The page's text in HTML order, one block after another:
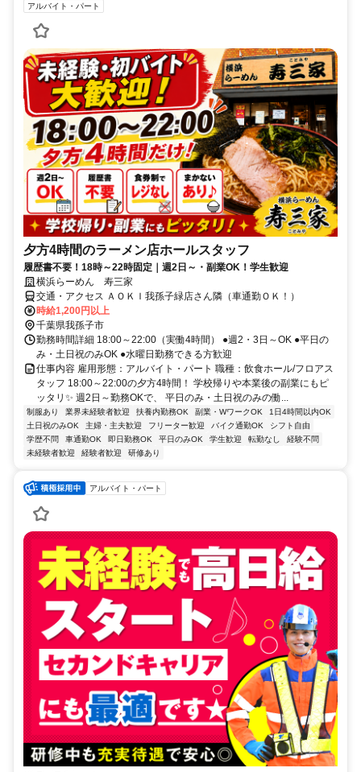
アルバイト・パート
夕方4時間のラーメン店ホールスタッフ
履歴書不要！18時～22時固定｜週2日～・副業OK！学生歓迎
横浜らーめん 寿三家
交通・アクセス ＡＯＫＩ我孫子緑店さん隣（車通勤ＯＫ！）
時給1,200円以上
千葉県我孫子市
勤務時間詳細 18:00～22:00（実働4時間） ●週2・3日～OK ●平日の
み・土日祝のみOK ●水曜日勤務できる方歓迎
仕事内容 雇用形態：アルバイト・パート 職種：飲食ホール/フロアス
タッフ 18:00～22:00の夕方4時間！ 学校帰りや本業後の副業にもピ
ッタリ✨ 週2日～勤務OKで、 平日のみ・土日祝のみの働...
制服あり 業界未経験者歓迎 扶養内勤務OK 副業・WワークOK
1日4時間以内OK
土日祝のみOK
主婦・主夫歓迎 フリーター歓迎 バイク通勤OK
シフト自由
学歴不問
車通勤OK 即日勤務OK 平日のみOK 学生歓迎 転勤なし
経験不問
未経験者歓迎
経験者歓迎 研修あり
アルバイト・パート